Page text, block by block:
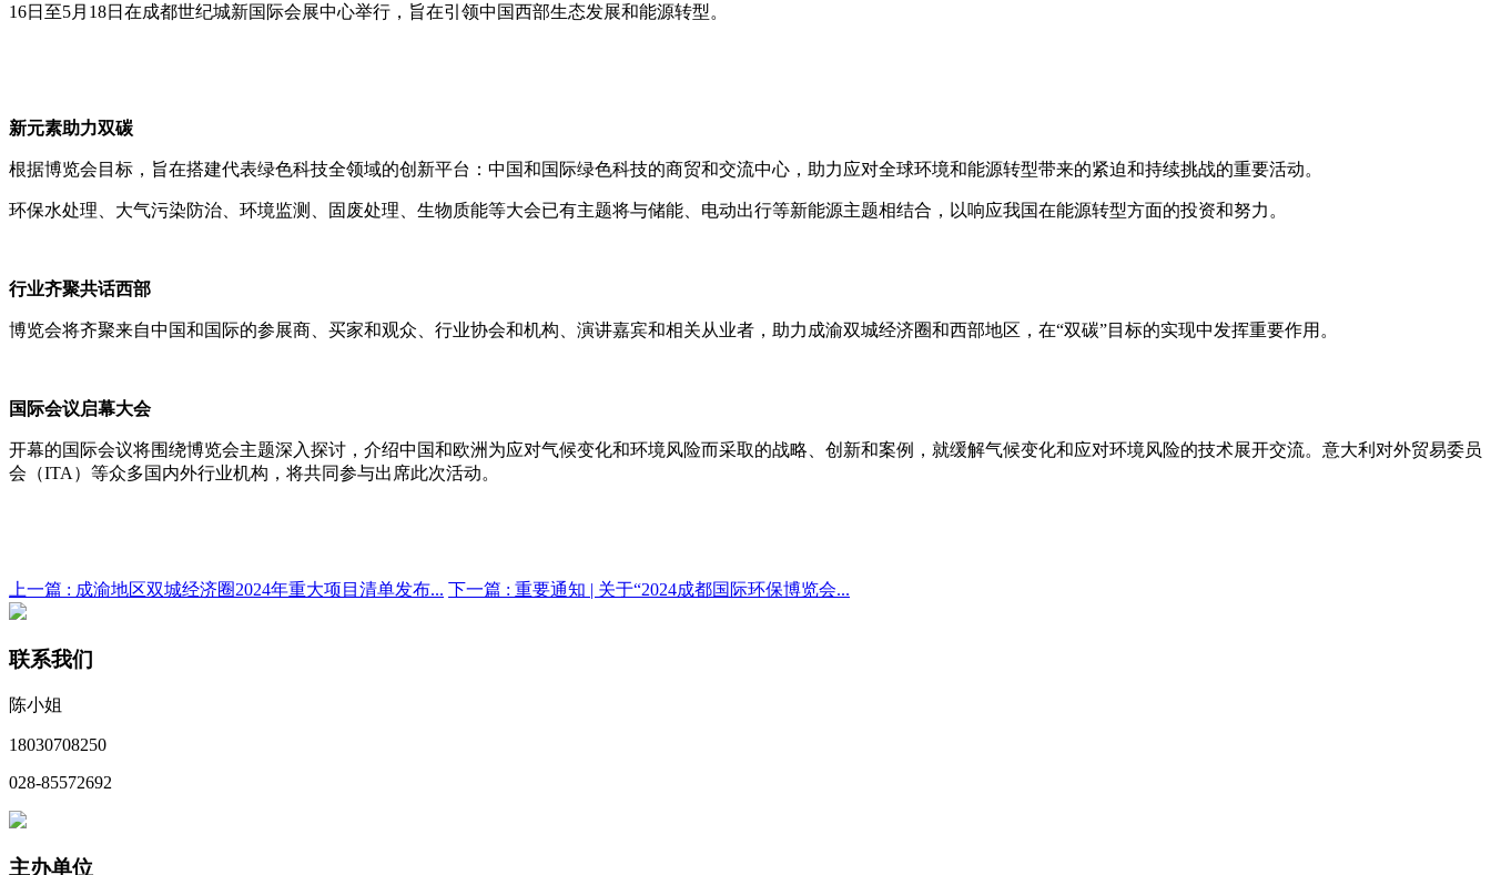
16日至5月 18日在成都世纪城新国际会展中心举行 ，旨在引领中国西部生态发展和能源转型。
新元素助力双碳
根据博览会目标，旨在搭建代表绿色科技全领域的创新平台：中国和国际绿色科技的商贸和交流中心，助力应对全球环境和能源转型带来的紧迫和持续挑战的重要活动。
环保水处理、大气污染防治、环境监测、固废处理、生物质能等大会已有主题将与储能、电动出行等新能源主题相结合，以响应我国在能源转型方面的投资和努力。
行业齐聚共话西部
博览会将齐聚来自中国和国际的参展商、买家和观众、行业协会和机构、演讲嘉宾和相关从业者，助力成渝双城经济圈和西部地区，在“双碳”目标的实现中发挥重要作用。
国际会议启幕大会
开幕的国际会议将围绕博览会主题深入探讨，介绍中国和欧洲为应对气候变化和环境风险而采取的战略、创新和案例，就缓解气候变化和应对环境风险的技术展开交流。意大利对外贸易委员
会（ITA ）等众多国内外行业机构，将共同参与出席此次活动。
上一篇 : 成渝地区双城经济圈2024年重大项目清单发布... 下一篇 : 重要通知 | 关于“2024成都国际环保博览会...
联系我们
陈小姐
18030708250
028-85572692
主办单位